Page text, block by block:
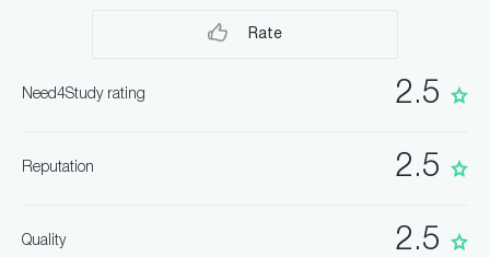
Rate
2.5
Need4Study rating
2.5
Reputation
2.5
Quality